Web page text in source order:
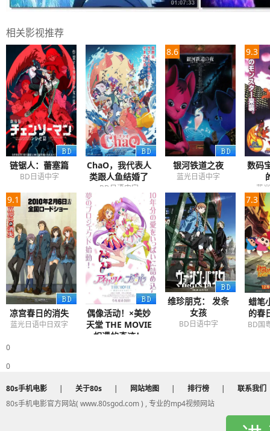
相关影视推荐
链锯人：蕾塞篇
BD日语中字
ChaO，我代表人
类跟人鱼结婚了
BD日语中字
8.6
银河铁道之夜
蓝光日语中字
9.3
数码
蓝
9.1
凉宫春日的消失
蓝光日语中日双字
偶像活动！×美妙
天堂 THE MOVIE
-相遇的奇迹！-
维珍朋克： 发条
女孩
BD日语中字
7.3
蜡笔
的春
BD国
0
0
80s手机电影 | 关于80s | 网站地图 | 排行榜 |
联系我们
80s手机电影官方网站( www.80sgod.com ) , 专业的mp4视频网站